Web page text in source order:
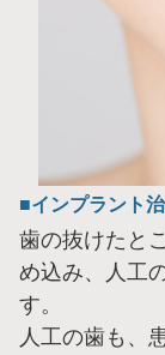
インプラント
歯の抜けたと
め込み、人工
す。
人工の歯も、